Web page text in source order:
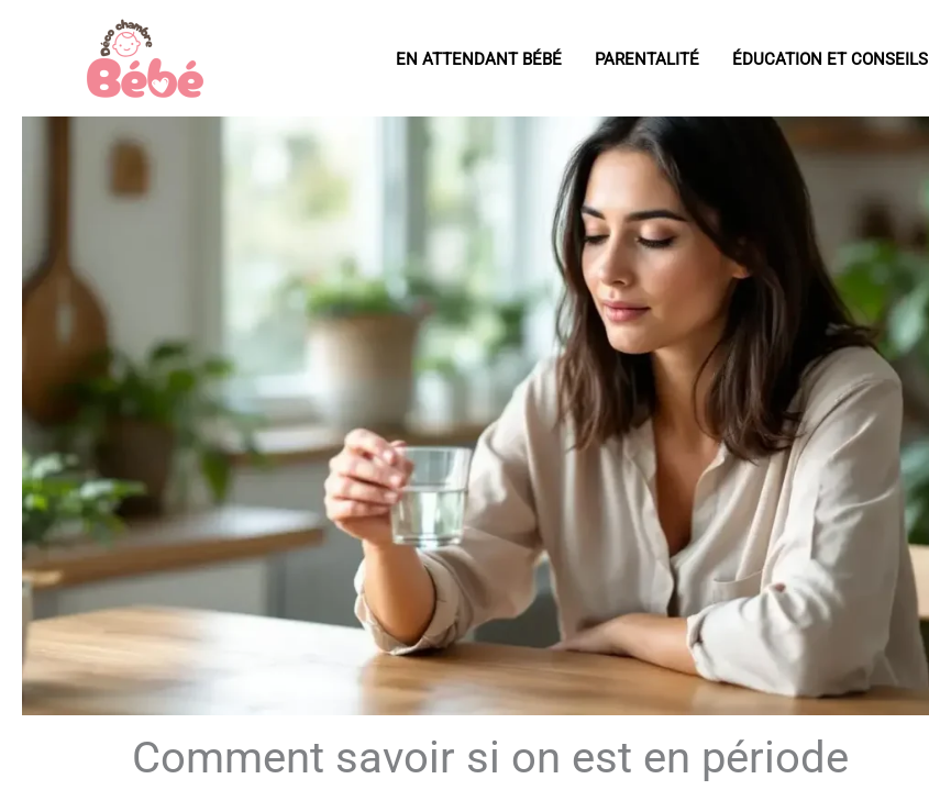
EN ATTENDANT BÉBÉ PARENTALITÉ ÉDUCATION ET CONSEILS
Comment savoir si on est en période